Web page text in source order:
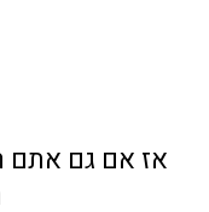
אז אם גם אתם